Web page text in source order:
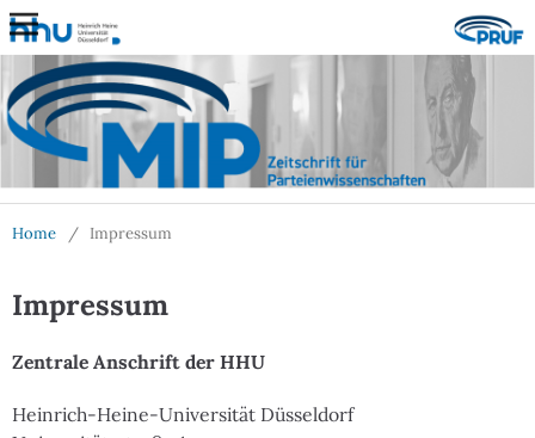
Home / Impressum
Impressum
Zentrale Anschrift der HHU
Heinrich-Heine-Universität Düsseldorf